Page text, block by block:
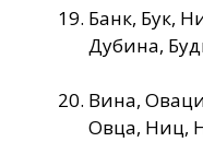
Банк, Бук,
Дубина,
Вина,
Овца, Ниц,